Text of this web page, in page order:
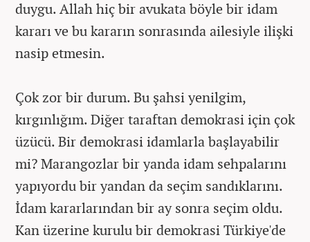
duygu. Allah hiç bir avukata böyle bir idam
kararı ve bu kararın sonrasında ailesiyle ilişki
nasip etmesin.
Çok zor bir durum. Bu şahsi yenilgim,
kırgınlığım. Diğer taraftan demokrasi için çok
üzücü. Bir demokrasi idamlarla başlayabilir
mi? Marangozlar bir yanda idam sehpalarını
yapıyordu bir yandan da seçim sandıklarını.
İdam kararlarından bir ay sonra seçim oldu.
Kan üzerine kurulu bir demokrasi Türkiye'de